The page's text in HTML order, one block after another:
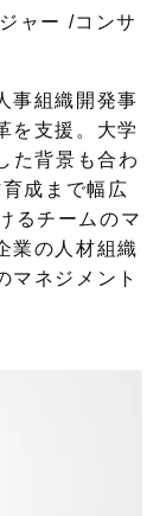
ャー /コンサ
事組織開発事
を支援。大学
た背景も合わ
成まで幅広
るチームのマ
業の人材組織
マネジメント